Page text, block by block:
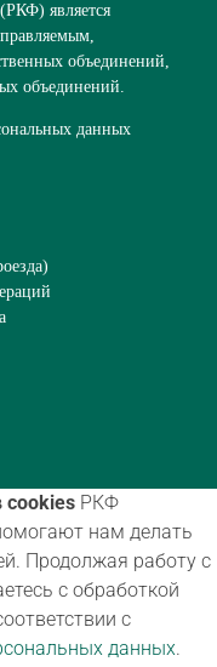
является
объединений,
объединений.
данных
)
cookies РКФ
нам делать
Продолжая работу с
с обработкой
с
данных.